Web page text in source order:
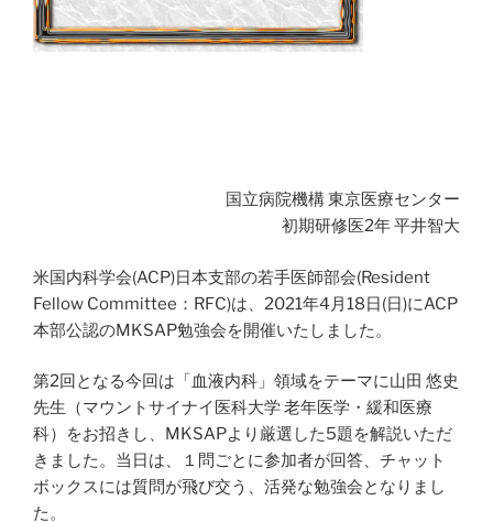
国立病院機構 東京医療センター
初期研修医2年 平井智大
米国内科学会(ACP)日本支部の若手医師部会(Resident
Fellow Committee：RFC)は、2021年4月18日(日)にACP
本部公認のMKSAP勉強会を開催いたしました。
第2回となる今回は「血液内科」領域をテーマに山田 悠史
先生（マウントサイナイ医科大学 老年医学・緩和医療
科）をお招きし、MKSAPより厳選した5題を解説いただ
きました。当日は、１問ごとに参加者が回答、チャット
ボックスには質問が飛び交う、活発な勉強会となりまし
た。